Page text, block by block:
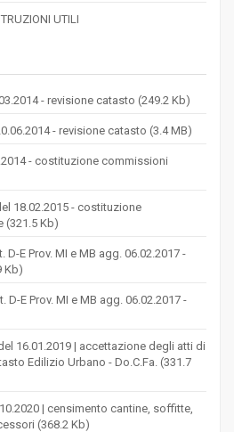
UTILI
- revisione catasto (249.2 Kb)
- revisione catasto (3.4 MB)
- costituzione commissioni
18.02.2015 - costituzione
(321.5 Kb)
D-E Prov. MI e MB agg. 06.02.2017 -
Kb)
D-E Prov. MI e MB agg. 06.02.2017 -
16.01.2019 | accettazione degli atti di
Edilizio Urbano - Do.C.Fa. (331.7
| censimento cantine, soffitte,
(368.2 Kb)